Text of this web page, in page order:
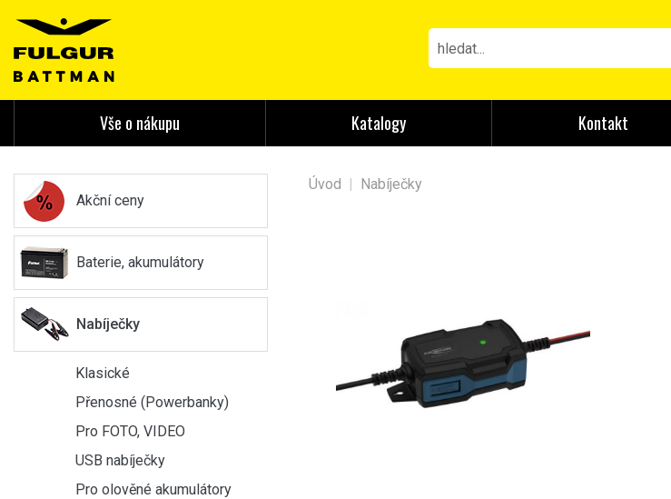
Vše o nákupu Katalogy Kontakt
Akční ceny
Baterie, akumulátory
Nabíječky
Klasické
Přenosné (Powerbanky)
Pro FOTO, VIDEO
USB nabíječky
Pro olověné akumulátory
Úvod | Nabíječky